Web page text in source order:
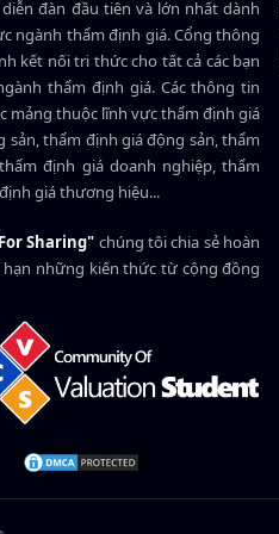
diễn đàn đầu tiên và lớn nhất dành
ngành thẩm định giá. Cổng thông
kết nối tri thức cho tất cả các bạn
thẩm định giá. Các thông tin
mảng thuộc lĩnh vực thẩm định giá
sản, thẩm định giá động sản, thẩm
định giá doanh nghiệp, thẩm
giá thương hiệu...
Sharing" chúng tôi chia sẻ hoàn
những kiến thức từ cộng đồng